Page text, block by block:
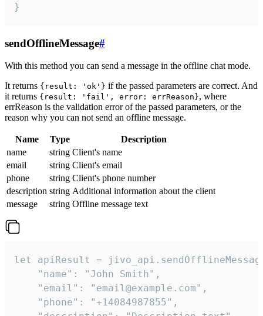
}
sendOfflineMessage#
With this method you can send a message in the offline chat mode.
It returns {result: 'ok'} if the passed parameters are correct. And
it returns {result: 'fail', error: errReason}, where
errReason is the validation error of the passed parameters, or the
reason why you can not send an offline message.
Name Type
Description
name
string Client's name
email
string Client's email
phone
string Client's phone number
description string Additional information about the client
message
string Offline message text
let apiResult =
    "name": "John Smith",
    "email": "email@example.com",
    "phone": "+14084987855",